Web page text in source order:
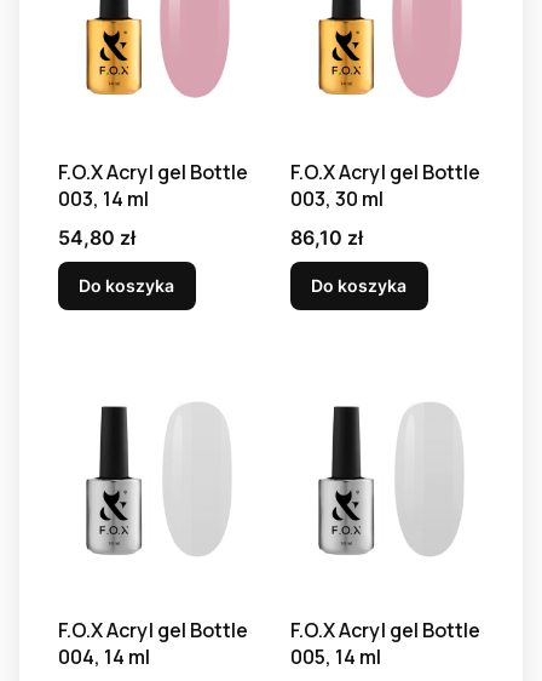
F.O.X Acryl gel Bottle
003, 14 ml
Cena
54,80 zł
Do koszyka
F.O.X Acryl gel Bottle
003, 30 ml
Cena
86,10 zł
Do koszyka
F.O.X Acryl gel Bottle
004, 14 ml
F.O.X Acryl gel Bottle
005, 14 ml